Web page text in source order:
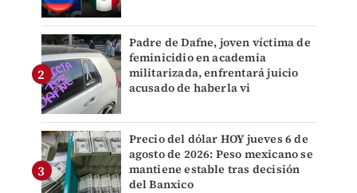
Padre de Dafne, joven víctima de
feminicidio en academia
militarizada, enfrentará juicio
acusado de haberla vi
Precio del dólar HOY jueves 6 de
agosto de 2026: Peso mexicano se
mantiene estable tras decisión
del Banxico